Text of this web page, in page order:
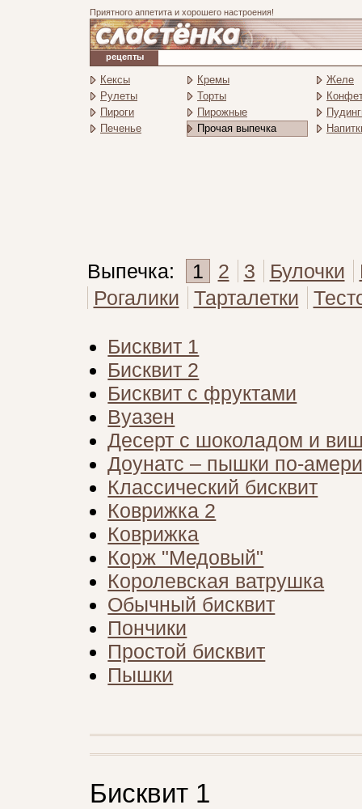
Приятного аппетита и хорошего настроения!
рецепты
Кексы
Рулеты
Пироги
Печенье
Кремы
Торты
Пирожные
Прочая выпечка
Желе
Выпечка: 1 2 3 Булочки
Рогалики
Тарталетки
Бисквит 1
Бисквит 2
Бисквит с фруктами
Вуазен
Десерт с шоколадом и
Доунатс – пышки по-
Классический бисквит
Коврижка 2
Коврижка
Корж "Медовый"
Королевская ватрушка
Обычный бисквит
Пончики
Простой бисквит
Пышки
Бисквит 1